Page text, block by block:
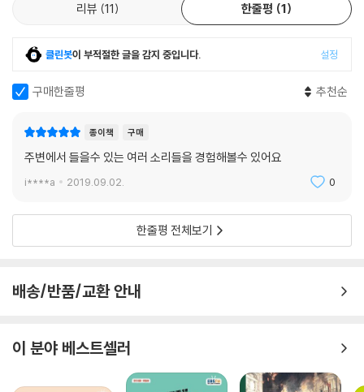
리뷰 11 한줄평 1
클린봇이 부적절한 글을 감지 중입니다. 설정
구매한줄평 추천순
종이책 구매
주변에서 들을수 있는 여러 소리들을 경험해볼수 있어요
i****a 2019.09.02. 0
한줄평 전체보기
배송/반품/교환 안내
이 분야 베스트셀러